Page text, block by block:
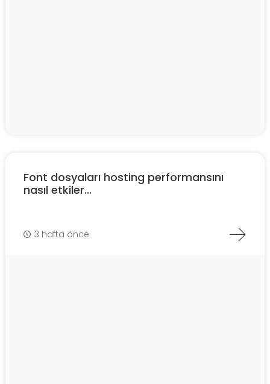
Font dosyaları hosting performansını
nasıl etkiler...
3 hafta önce